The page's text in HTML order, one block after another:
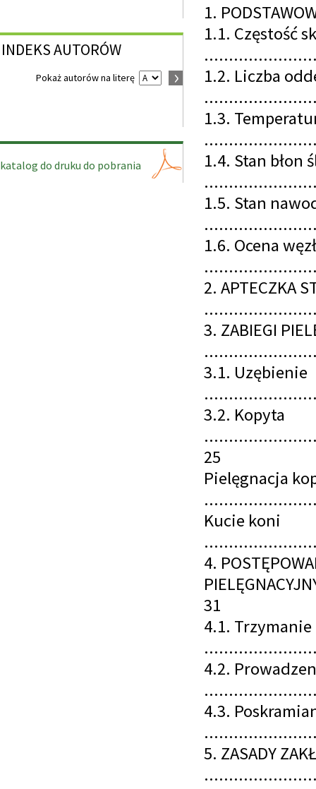
INDEKSAUTORÓW
Pokaż autorów na literę
katalog do druku do pobrania
1.
1.1. Częstość
1.2. Liczba
1.3.
1.4. Stan błon
1.5. Stan
1.6. Ocena
2. APTECZKA
3. ZABIEGI
3.1. Uzębienie
3.2. Kopyta
25
Pielęgnacja
Kucie koni
4.
31
4.1.
4.2.
4.3.
5. ZASADY